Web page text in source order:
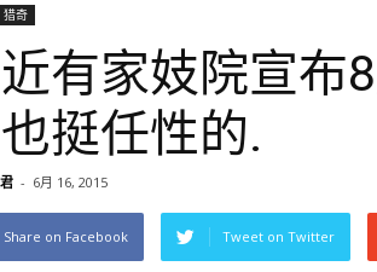
猎奇
有家妓院宣布
挺任性的.
- 6月 16, 2015
Share on Facebook Tweet on Twitter